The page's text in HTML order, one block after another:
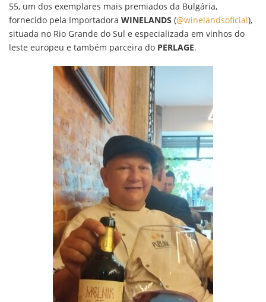
55, um dos exemplares mais premiados da Bulgária,
fornecido pela Importadora WINELANDS (@winelandsoficial),
situada no Rio Grande do Sul e especializada em vinhos do
leste europeu e também parceira do PERLAGE.